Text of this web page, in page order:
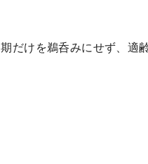
だけを鵜呑みにせず、適